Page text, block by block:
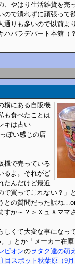
、やはり生活雑貨を売
で潰れずに頑張って
りも多いので以前よ
バラデパート本館（
横にある自販機
も食べたことは
キは古い
ぽい感じの店
機で売っている
るよ。それがど
たんだけど最近
で買ってこれない？」
との質問だった訳ね
すか～？＞ＸュＸママ
しくて大変な事になっ
」とか「メーカー在
ピオンのヲタク達の萌
目スポット秋葉原（9